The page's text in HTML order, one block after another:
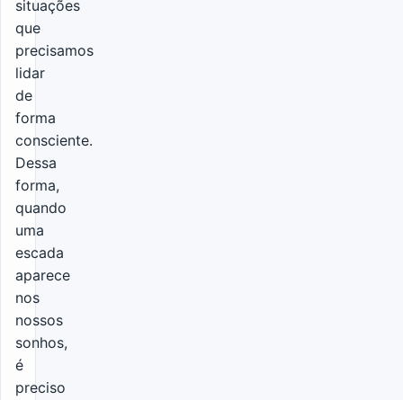
situações
que
precisamos
lidar
de
forma
consciente.
Dessa
forma,
quando
uma
escada
aparece
nos
nossos
sonhos,
é
preciso